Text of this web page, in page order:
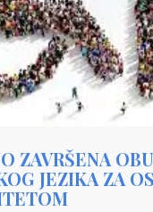
ZAVRŠENA
JEZIKA ZA